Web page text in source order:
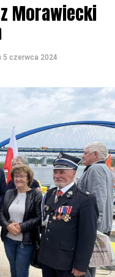
Morawiecki
5 czerwca 2024